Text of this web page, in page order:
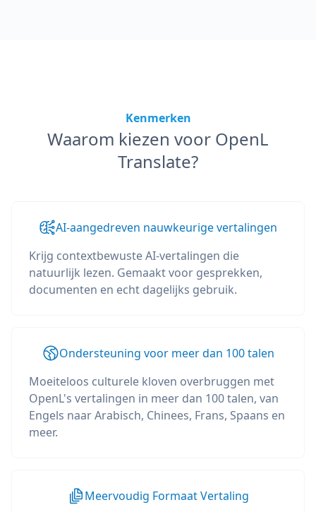
Kenmerken
Waarom kiezen voor OpenL
Translate?
AI-aangedreven nauwkeurige vertalingen
Krijg contextbewuste AI-vertalingen die
natuurlijk lezen. Gemaakt voor gesprekken,
documenten en echt dagelijks gebruik.
Ondersteuning voor meer dan 100 talen
Moeiteloos culturele kloven overbruggen met
OpenL's vertalingen in meer dan 100 talen, van
Engels naar Arabisch, Chinees, Frans, Spaans en
meer.
Meervoudig Formaat Vertaling